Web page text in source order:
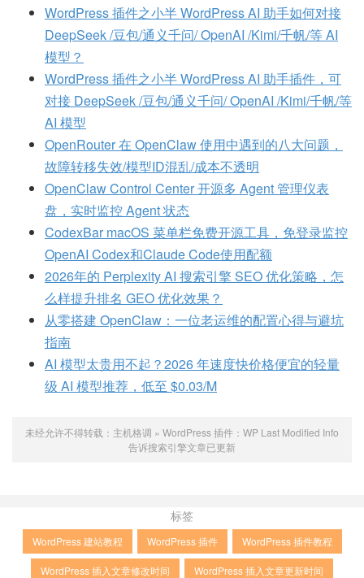
WordPress 插件之小半 WordPress AI 助手如何对接
DeepSeek /豆包/通义千问/ OpenAI /Kimi/千帆/等 AI
模型？
WordPress 插件之小半 WordPress AI 助手插件，可
对接 DeepSeek /豆包/通义千问/ OpenAI /Kimi/千帆/等
AI 模型
OpenRouter 在 OpenClaw 使用中遇到的八大问题，
故障转移失效/模型ID混乱/成本不透明
OpenClaw Control Center 开源多 Agent 管理仪表
盘，实时监控 Agent 状态
CodexBar macOS 菜单栏免费开源工具，免登录监控
OpenAI Codex和Claude Code使用配额
2026年的 Perplexity AI 搜索引擎 SEO 优化策略，怎
么样提升排名 GEO 优化效果？
从零搭建 OpenClaw：一位老运维的配置心得与避坑
指南
AI 模型太贵用不起？2026 年速度快价格便宜的轻量
级 AI 模型推荐，低至 $0.03/M
未经允许不得转载： 主机格调 » WordPress 插件：WP Last Modified Info
告诉搜索引擎文章已更新
标签
WordPress 建站教程 WordPress 插件 WordPress 插件教程
WordPress 插入文章修改时间 WordPress 插入文章更新时间